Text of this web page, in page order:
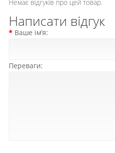
Немає відгуків про цей товар.
Написати відгук
Ваше ім’я:
Переваги: